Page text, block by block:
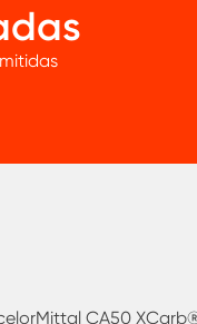
CA50